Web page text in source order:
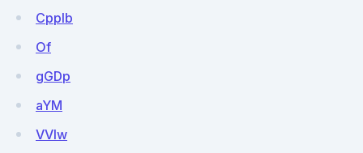
Cpplb
Of
gGDp
aYM
VVIw